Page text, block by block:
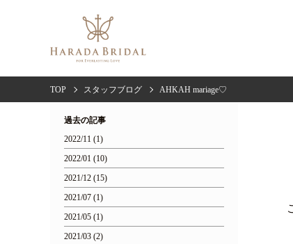
TOP スタッフブログ AHKAH mariage♡
過去の記事
2022/11 (1)
2022/01 (10)
2021/12 (15)
2021/07 (1)
2021/05 (1)
2021/03 (2)